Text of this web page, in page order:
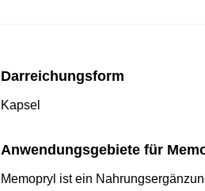
Darreichungsform
Kapsel
Anwendungsgebiete für
Memopryl ist ein